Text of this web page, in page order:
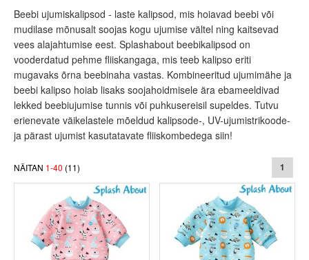
Beebi ujumiskalipsod - laste kalipsod, mis hoiavad beebi või
mudilase mõnusalt soojas kogu ujumise vältel ning kaitsevad
vees alajahtumise eest. Splashabout beebikalipsod on
vooderdatud pehme fliiskangaga, mis teeb kalipso eriti
mugavaks õrna beebinaha vastas. Kombineeritud ujumimähe ja
beebi kalipso hoiab lisaks soojahoidmisele ära ebameeldivad
lekked beebiujumise tunnis või puhkusereisil supeldes. Tutvu
erienevate väikelastele mõeldud kalipsode-, UV-ujumistrikoode-
ja pärast ujumist kasutatavate fliiskombedega siin!
NÄITAN 1-40 (11) 1